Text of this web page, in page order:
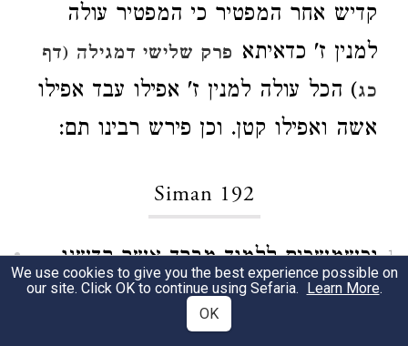
קדיש אחר המפטיר כי המפטיר עולה
למנין ז' כדאיתא פרק שלישי דמגילה (דף
כג) הכל עולה למנין ז' אפילו עבד אפילו
אשה ואפילו קטן. וכן פירש רבינו תם:
Siman 192
1
וכשמשכים ללמוד מברך אשר קדשנו
במצותיו וצונו לעסוק וכו' והערב נא
ואשר בחר וכו' וכל הפרשה
We use cookies to give you the best experience possible on
our site. Click OK to continue using Sefaria. Learn More.
OK